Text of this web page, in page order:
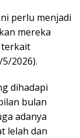
perlu menjadi
mereka
terkait
2026).
dihadapi
bulan
adanya
lelah dan